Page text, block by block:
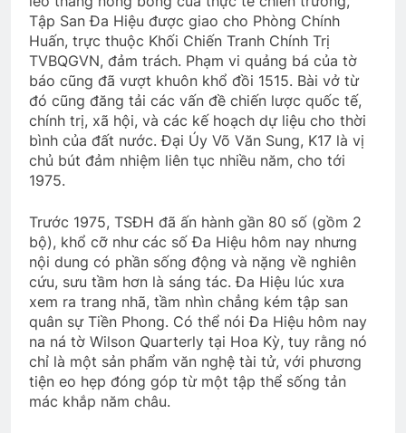
CTBCTY Tập II Chương 17
3 Years Ago
XUÂN HẠNH PHÚC
3 Years Ago
Thăm NT Mai Vĩnh Phú K22
2 Years Ago
ANH BIẾT EM ĐI CHẲNG TRỞ VỀ
3 Years Ago
Mừng ĐHĐKVBTC 2024
Tập San Đa Hiệu được giao cho Phòng Chính
Huấn, trực thuộc Khối Chiến Tranh Chính Trị
TVBQGVN, đảm trách. Phạm vi quảng bá của tờ
báo cũng đã vượt khuôn khổ đồi 1515. Bài vở từ
đó cũng đăng tải các vấn đề chiến lược quốc tế,
chính trị, xã hội, và các kế hoạch dự liệu cho thời
bình của đất nước. Đại Úy Võ Văn Sung, K17 là vị
chủ bút đảm nhiệm liên tục nhiều năm, cho tới
1975.
Trước 1975, TSĐH đã ấn hành gần 80 số (gồm 2
bộ), khổ cỡ như các số Đa Hiệu hôm nay nhưng
nội dung có phần sống động và nặng về nghiên
cứu, sưu tầm hơn là sáng tác. Đa Hiệu lúc xưa
xem ra trang nhã, tầm nhìn chẳng kém tập san
quân sự Tiền Phong. Có thể nói Đa Hiệu hôm nay
na ná tờ Wilson Quarterly tại Hoa Kỳ, tuy rằng nó
chỉ là một sản phẩm văn nghệ tài tử, với phương
tiện eo hẹp đóng góp từ một tập thể sống tản
mác khắp năm châu.